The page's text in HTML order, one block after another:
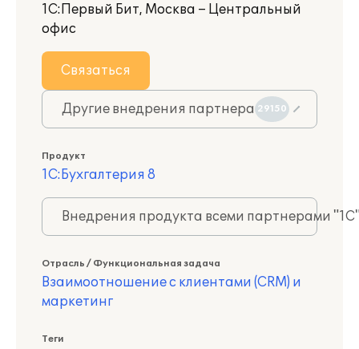
1С:Первый Бит, Москва – Центральный
офис
Связаться
Другие внедрения партнера 29150
Продукт
1С:Бухгалтерия 8
Внедрения продукта всеми партнерами
Отрасль / Функциональная задача
Взаимоотношение с клиентами (CRM) и
маркетинг
Теги